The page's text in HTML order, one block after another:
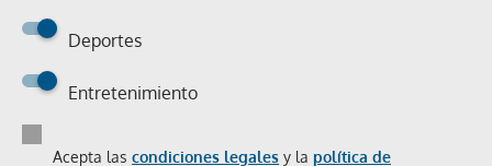
Deportes
Entretenimiento
Acepta las condiciones legales y la política de